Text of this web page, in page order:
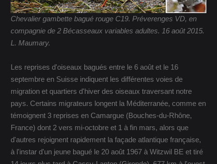
Chevalier gambette bagué rouge C19. Préverenges VD, en
compagnie de 2 Bécasseaux variables adultes. 16 août 2015.
L. Maumary.
Les reprises d'oiseaux bagués entre le 6 août et le 16
septembre en Suisse indiquent les différentes voies de
migration et quartiers d'hiver des oiseaux traversant notre
pays. Certains migrateurs longent la Méditerranée, comme en
témoignent 3 reprises en Camargue (Bouches-du-Rhône,
France) dont 2 vers mi-octobre et 1 à fin mars, alors que
d'autres rejoignent rapidement la façade atlantique française,
à l'instar d'un jeune bagué le 20 août 1967 à Witzwil BE et tiré